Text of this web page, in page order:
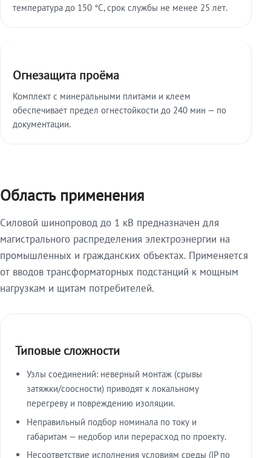
температура до 150 °C, срок службы не менее 25 лет.
Огнезащита проёма
Комплект с минеральными плитами и клеем
обеспечивает предел огнестойкости до 240 мин — по
документации.
Область применения
Силовой шинопровод до 1 кВ предназначен для
магистрального распределения электроэнергии на
промышленных и гражданских объектах. Применяется
от вводов трансформаторных подстанций к мощным
нагрузкам и щитам потребителей.
Типовые сложности
Узлы соединений: неверный монтаж (срывы
затяжки/соосности) приводят к локальному
перегреву и повреждению изоляции.
Неправильный подбор номинала по току и
габаритам — недобор или перерасход по проекту.
Несоответствие исполнения условиям среды (IP по